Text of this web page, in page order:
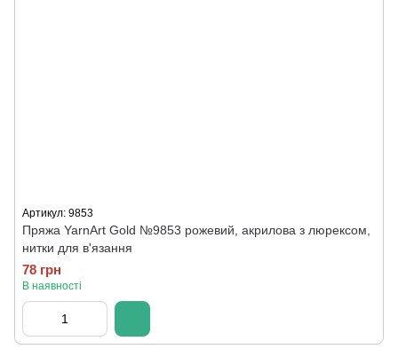
Артикул: 9853
Пряжа YarnArt Gold №9853 рожевий, акрилова з люрексом,
нитки для в'язання
78 грн
В наявності